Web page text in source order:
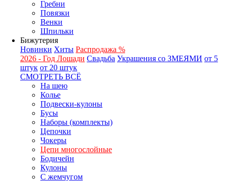
Гребни
Повязки
Венки
Шпильки
Бижутерия
Новинки Хиты Распродажа %
2026 - Год Лошади Свадьба Украшения со ЗМЕЯМИ от 5
штук от 20 штук
СМОТРЕТЬ ВСЁ
На шею
Колье
Подвески-кулоны
Бусы
Наборы (комплекты)
Цепочки
Чокеры
Цепи многослойные
Бодичейн
Кулоны
С жемчугом